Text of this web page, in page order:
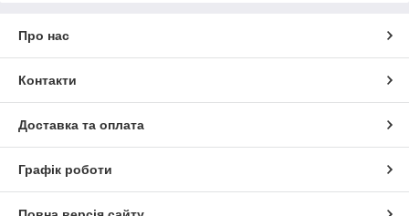
Про нас
Контакти
Доставка та оплата
Графік роботи